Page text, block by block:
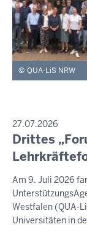
QUA-LiS NRW
PRESSEMITTEILUNG
27.07.2026
Sonntag,
9.
2026
-
16:58
Drittes
Am 9. Juli 2026
Westfalen (QUA-
Universitäten in